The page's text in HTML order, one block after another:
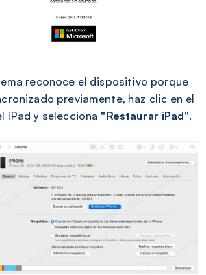
reconoce el dispositivo porque
previamente, haz clic en el
iPad y selecciona "Restaurar iPad".